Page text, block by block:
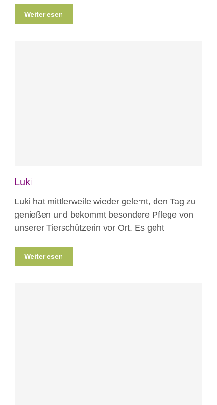
Weiterlesen
Luki
Luki hat mittlerweile wieder gelernt, den Tag zu
genießen und bekommt besondere Pflege von
unserer Tierschützerin vor Ort. Es geht
Weiterlesen